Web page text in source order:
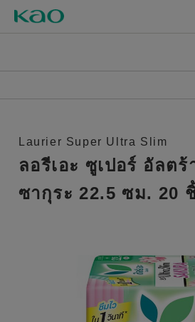
Laurier Super Ultra Slim
ลอรีเอะ ซูเปอร์ อัลตร้
ซากุระ 22.5 ซม. 20